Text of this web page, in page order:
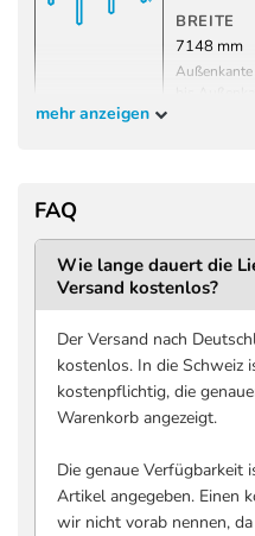
BREITE
7148 mm
2366 mm
Untergrund
2 mal
Innenkante
Pfosten
mehr anzeigen
FAQ
Wie lange dauert die
Versand kostenlos?
Der Versand nach
kostenlos. In die Schweiz
kostenpflichtig, die
Warenkorb angezeigt.
Die genaue Verfügbarkeit
Artikel angegeben. Einen
wir nicht vorab nennen,